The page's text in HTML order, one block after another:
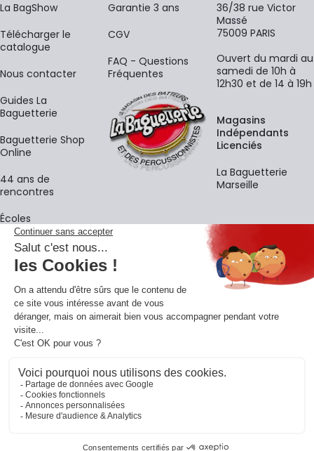
La BagShow
​Télécharger le
catalogue
Nous contacter
Guides La
Baguetterie
Baguetterie Shop
Online
44 ans de
rencontres
Écoles
Garantie 3 ans
CGV
FAQ - Questions
Fréquentes
36/38 rue Victor
Massé
75009 PARIS
Ouvert du mardi au
samedi de 10h à
12h30 et de 14 à 19h
Magasins
Indépendants
Licenciés
La Baguetterie
Marseille
La newsletter
Adresse e-mail
En vous inscrivant à notre newsletter, vous acceptez notre
confidentialité.
Retrouvons-nous sur